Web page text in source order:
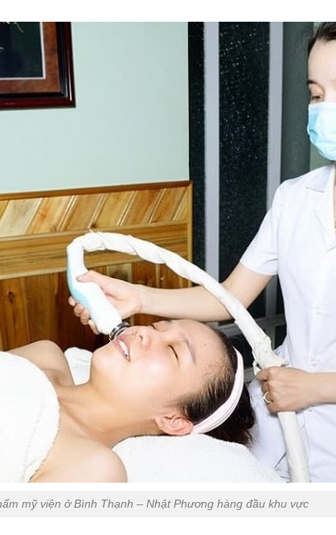
mỹ viện ở Bình Thạnh – Nhật Phương hàng đầu khu vực